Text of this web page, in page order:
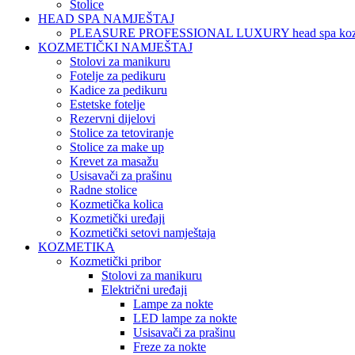
Stolice
HEAD SPA NAMJEŠTAJ
PLEASURE PROFESSIONAL LUXURY head spa
KOZMETIČKI NAMJEŠTAJ
Stolovi za manikuru
Fotelje za pedikuru
Kadice za pedikuru
Estetske fotelje
Rezervni dijelovi
Stolice za tetoviranje
Stolice za make up
Krevet za masažu
Usisavači za prašinu
Radne stolice
Kozmetička kolica
Kozmetički uređaji
Kozmetički setovi namještaja
KOZMETIKA
Kozmetički pribor
Stolovi za manikuru
Električni uređaji
Lampe za nokte
LED lampe za nokte
Usisavači za prašinu
Freze za nokte